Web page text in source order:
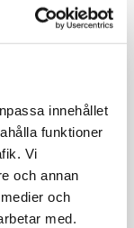
innehållet
funktioner
Vi
och annan
och
med.
Rek: 99,90 kr